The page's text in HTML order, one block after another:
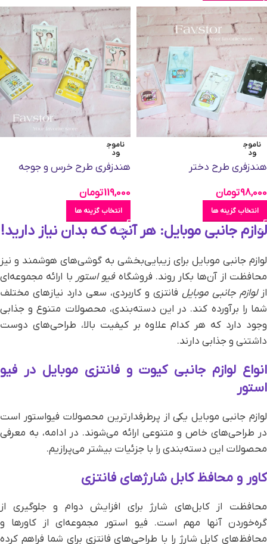
ناموج
ود
هندزفری طرح دختر
98,000تومان
انتخاب گزینه ها
ناموج
ود
هندزفری طرح خرس و جوجه
119,000تومان
انتخاب گزینه ها
لوازم جانبی موبایل: هر آنچه که بدان نیاز دارید!
لوازم جانبی موبایل برای زیبایی‌بخشی به گوشی‌های هوشمند و نیز
محافظت از آن‌ها بکار روند. فروشگاهفیو استور با ارائه مجموعه‌ای
ازلوازم جانبی موبایل فانتزی و کاربردی، سعی دارد نیازهای مختلف
شما را برآورده کند. در این دسته‌بندی، محصولات متنوع و جذابی
وجود دارد که هر کدام علاوه بر کیفیت بالا، طراحی‌های دوست
داشتنی و جذابی دارند.
انواع لوازم جانبی کیوت و فانتزی موبایل در فیو
استور
لوازم جانبی موبایل یکی از پرطرفدارترین محصولات فیواستور است
در طراحی‌های خاص و متنوعی ارائه می‌شوند. در ادامه، به معرفی
محصولات این دسته‌بندی را با جزئیات بیشتر می‌پرازیم.
کاور و محافظ کابل شارژهای فانتزی
محافظت از کابل‌های شارژ برای افزایش دوام و جلوگیری از
گره‌خوردن آنها مهم است. فیو استور مجموعه‌ای از کاورها و
محافظ‌های کابل شارژ را با طراحی‌های فانتزی برای شما فراهم کرده